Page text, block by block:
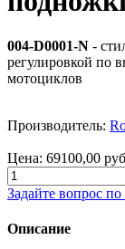
004-D0001-N -
регулировкой по
мотоциклов
Производитель:
Цена: 69100,00 руб
Задайте вопрос по
Описание